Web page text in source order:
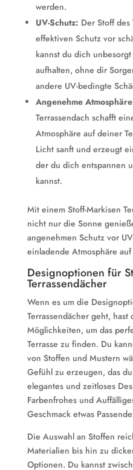
werden.
UV-Schutz: Der Stoff
effektiven Schutz vor
kannst du dich
aufhalten, ohne dir
andere UV-bedingte
Angenehme
Terrassendach schafft
Atmosphäre auf deiner
Licht sanft und erzeugt
der du dich entspannen
kannst.
Mit einem Stoff-Markisen
nicht nur die Sonne
angenehmen Schutz vor
einladende Atmosphäre
Designoptionen für
Terrassendächer
Wenn es um die
Terrassendächer geht,
Möglichkeiten, um das
Terrasse zu finden. Du
von Stoffen und Mustern
Gefühl zu erzeugen, das
elegantes und zeitloses
Farbenfrohes und
Geschmack etwas
Die Auswahl an Stoffen
Materialien bis hin zu
Optionen. Du kannst